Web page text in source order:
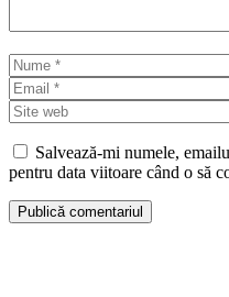
Nume
Salvează-mi numele,
pentru data viitoare când o să